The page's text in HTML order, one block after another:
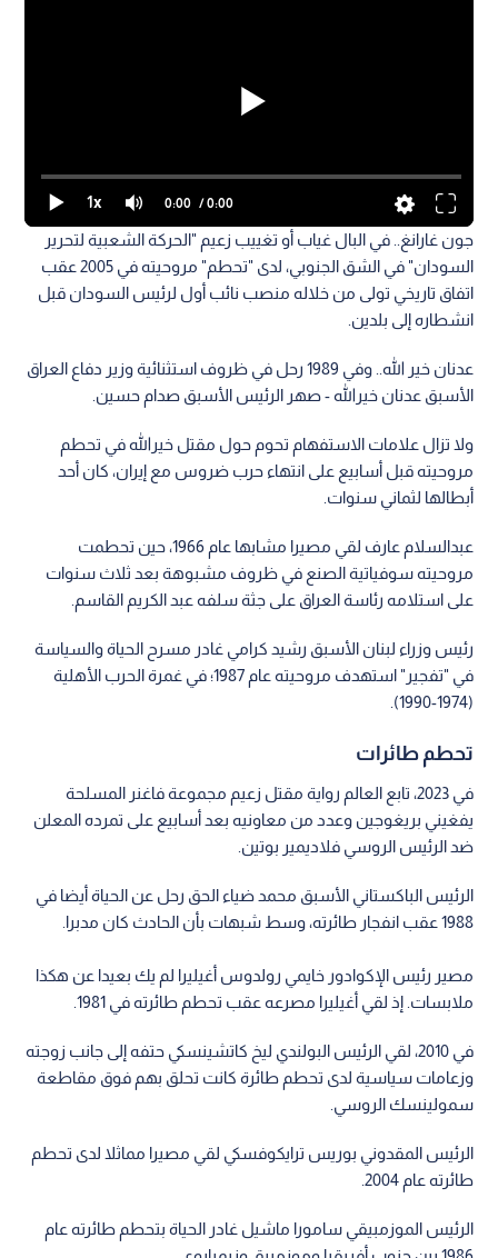
1x 0:00 / 0:00
جون غارانغ.. في البال غياب أو تغييب زعيم "الحركة الشعبية لتحرير
السودان" في الشق الجنوبي، لدى "تحطم" مروحيته في 2005 عقب
اتفاق تاريخي تولى من خلاله منصب نائب أول لرئيس السودان قبل
انشطاره إلى بلدين.
عدنان خير الله.. وفي 1989 رحل في ظروف استثنائية وزير دفاع العراق
الأسبق عدنان خيرالله - صهر الرئيس الأسبق صدام حسين.
ولا تزال علامات الاستفهام تحوم حول مقتل خيرالله في تحطم
مروحيته قبل أسابيع على انتهاء حرب ضروس مع إيران، كان أحد
أبطالها لثماني سنوات.
عبدالسلام عارف لقي مصيرا مشابها عام 1966، حين تحطمت
مروحيته سوفياتية الصنع في ظروف مشبوهة بعد ثلاث سنوات
على استلامه رئاسة العراق على جثة سلفه عبد الكريم القاسم.
رئيس وزراء لبنان الأسبق رشيد كرامي غادر مسرح الحياة والسياسة
في "تفجير" استهدف مروحيته عام 1987؛ في غمرة الحرب الأهلية
(1974-1990).
تحطم طائرات
في 2023، تابع العالم رواية مقتل زعيم مجموعة فاغنر المسلحة
يفغيني بريغوجين وعدد من معاونيه بعد أسابيع على تمرده المعلن
ضد الرئيس الروسي فلاديمير بوتين.
الرئيس الباكستاني الأسبق محمد ضياء الحق رحل عن الحياة أيضا في
1988 عقب انفجار طائرته، وسط شبهات بأن الحادث كان مدبرا.
مصير رئيس الإكوادور خايمي رولدوس أغيليرا لم يك بعيدا عن هكذا
ملابسات. إذ لقي أغيليرا مصرعه عقب تحطم طائرته في 1981.
في 2010، لقي الرئيس البولندي ليخ كاتشينسكي حتفه إلى جانب زوجته
وزعامات سياسية لدى تحطم طائرة كانت تحلق بهم فوق مقاطعة
سمولينسك الروسي.
الرئيس المقدوني بوريس ترايكوفسكي لقي مصيرا مماثلا لدى تحطم
طائرته عام 2004.
الرئيس الموزمبيقي سامورا ماشيل غادر الحياة بتحطم طائرته عام